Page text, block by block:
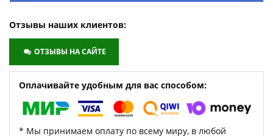
Отзывы наших клиентов:
ОТЗЫВЫ НА САЙТЕ
Оплачивайте удобным для вас способом:
* Мы принимаем оплату по всему миру, в любой